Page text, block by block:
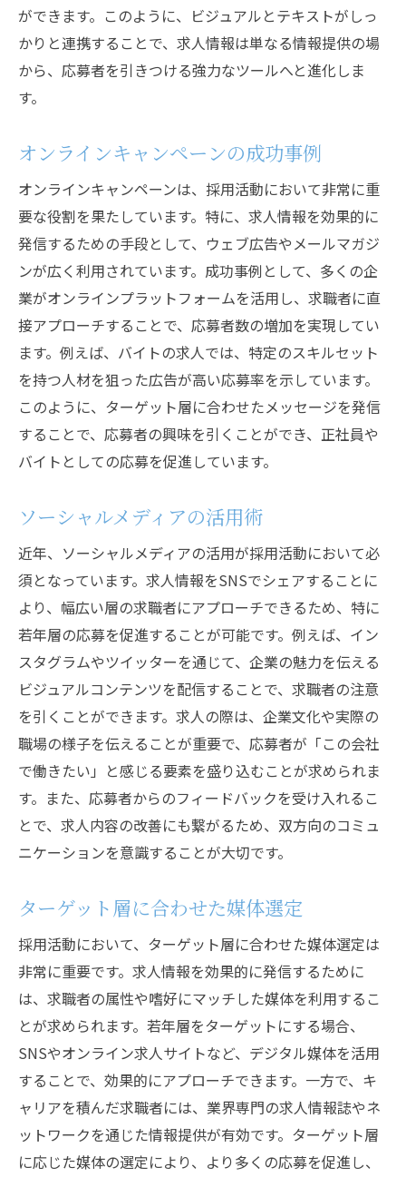
ができます。このように、ビジュアルとテキストがしっ
かりと連携することで、求人情報は単なる情報提供の場
から、応募者を引きつける強力なツールへと進化しま
す。
オンラインキャンペーンの成功事例
オンラインキャンペーンは、採用活動において非常に重
要な役割を果たしています。特に、求人情報を効果的に
発信するための手段として、ウェブ広告やメールマガジ
ンが広く利用されています。成功事例として、多くの企
業がオンラインプラットフォームを活用し、求職者に直
接アプローチすることで、応募者数の増加を実現してい
ます。例えば、バイトの求人では、特定のスキルセット
を持つ人材を狙った広告が高い応募率を示しています。
このように、ターゲット層に合わせたメッセージを発信
することで、応募者の興味を引くことができ、正社員や
バイトとしての応募を促進しています。
ソーシャルメディアの活用術
近年、ソーシャルメディアの活用が採用活動において必
須となっています。求人情報をSNSでシェアすることに
より、幅広い層の求職者にアプローチできるため、特に
若年層の応募を促進することが可能です。例えば、イン
スタグラムやツイッターを通じて、企業の魅力を伝える
ビジュアルコンテンツを配信することで、求職者の注意
を引くことができます。求人の際は、企業文化や実際の
職場の様子を伝えることが重要で、応募者が「この会社
で働きたい」と感じる要素を盛り込むことが求められま
す。また、応募者からのフィードバックを受け入れるこ
とで、求人内容の改善にも繋がるため、双方向のコミュ
ニケーションを意識することが大切です。
ターゲット層に合わせた媒体選定
採用活動において、ターゲット層に合わせた媒体選定は
非常に重要です。求人情報を効果的に発信するために
は、求職者の属性や嗜好にマッチした媒体を利用するこ
とが求められます。若年層をターゲットにする場合、
SNSやオンライン求人サイトなど、デジタル媒体を活用
することで、効果的にアプローチできます。一方で、キ
ャリアを積んだ求職者には、業界専門の求人情報誌やネ
ットワークを通じた情報提供が有効です。ターゲット層
に応じた媒体の選定により、より多くの応募を促進し、